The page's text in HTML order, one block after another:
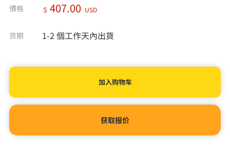
價格 ＄ 407.00 USD
货期 1-2 個工作天內出貨
获取报价